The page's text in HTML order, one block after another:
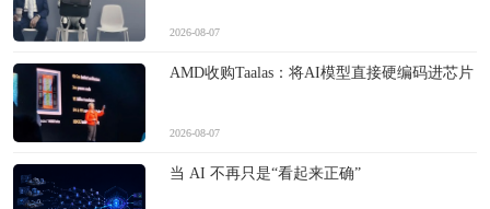
2026-08-07
AMD收购Taalas：将AI模型直接硬编码进芯片
2026-08-07
当 AI 不再只是“看起来正确”